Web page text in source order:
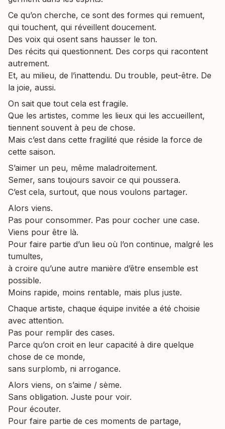
Ce qu’on cherche, ce sont des formes qui remuent,
qui touchent, qui réveillent doucement.
Des voix qui osent sans hausser le ton.
Des récits qui questionnent. Des corps qui racontent
autrement.
Et, au milieu, de l’inattendu. Du trouble, peut-être. De
la joie, aussi.
On sait que tout cela est fragile.
Que les artistes, comme les lieux qui les accueillent,
tiennent souvent à peu de chose.
Mais c’est dans cette fragilité que réside la force de
cette saison.
S’aimer un peu, même maladroitement.
Semer, sans toujours savoir ce qui poussera.
C’est cela, surtout, que nous voulons partager.
Alors viens.
Pas pour consommer. Pas pour cocher une case.
Viens pour être là.
Pour faire partie d’un lieu où l’on continue, malgré les
tumultes,
à croire qu’une autre manière d’être ensemble est
possible.
Moins rapide, moins rentable, mais plus juste.
Chaque artiste, chaque équipe invitée a été choisie
avec attention.
Pas pour remplir des cases.
Parce qu’on croit en leur capacité à dire quelque
chose de ce monde,
sans surplomb, ni arrogance.
Alors viens, on s’aime / sème.
Sans obligation. Juste pour voir.
Pour écouter.
Pour faire partie de ces moments de partage,